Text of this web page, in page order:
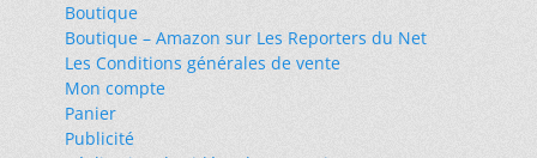
Boutique
Boutique – Amazon sur Les Reporters du Net
Les Conditions générales de vente
Mon compte
Panier
Publicité